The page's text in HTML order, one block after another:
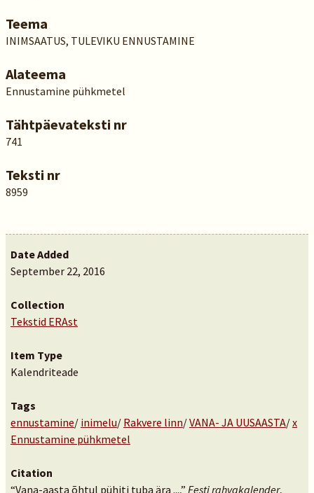
Teema
INIMSAATUS, TULEVIKU ENNUSTAMINE
Alateema
Ennustamine pühkmetel
Tähtpäevateksti nr
741
Teksti nr
8959
Date Added
September 22, 2016
Collection
Tekstid ERAst
Item Type
Kalendriteade
Tags
ennustamine/ inimelu/ Rakvere linn/VANA- JA UUSAASTA/x
Ennustamine pühkmetel
Citation
“Vana-aasta õhtul pühiti tuba ära ...,” Eesti rahvakalender,